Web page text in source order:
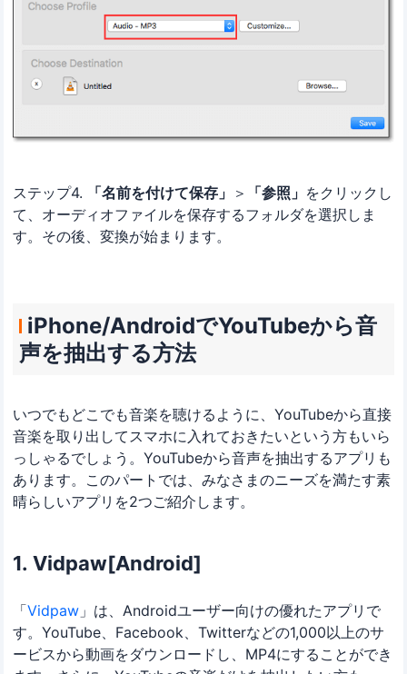
ステップ4. 「名前を付けて保存」 ＞ 「参照」 をクリックし
て、オーディオファイルを保存するフォルダを選択しま
す。その後、変換が始まります。
iPhone/AndroidでYouTubeから音
声を抽出する方法
いつでもどこでも音楽を聴けるように、YouTubeから直接
音楽を取り出してスマホに入れておきたいという方もいら
っしゃるでしょう。YouTubeから音声を抽出するアプリも
あります。このパートでは、みなさまのニーズを満たす素
晴らしいアプリを2つご紹介します。
1. Vidpaw[Android]
「Vidpaw 」は、Androidユーザー向けの優れたアプリで
す。YouTube、Facebook、Twitterなどの1,000以上のサ
ービスから動画をダウンロードし、MP4にすることができ